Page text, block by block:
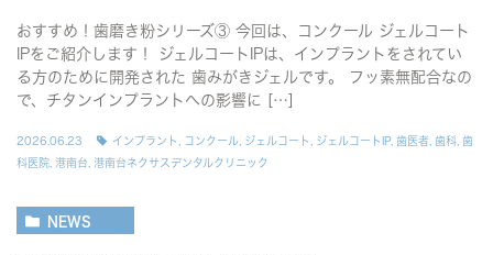
おすすめ！歯磨き粉シリーズ③ 今回は、コンクール ジェルコート
IPをご紹介します！ ジェルコートIPは、インプラントをされてい
る方のために開発された 歯みがきジェルです。 フッ素無配合なの
で、チタンインプラントへの影響に […]
2026.06.23 インプラント コンクール ジェルコート ジェルコートIP, 歯医者 歯科 歯
科医院 港南台 港南台ネクサスデンタルクリニック
NEWS